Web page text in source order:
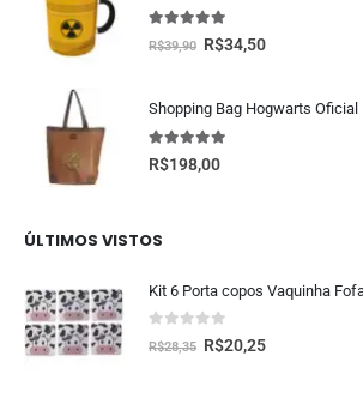
5.00 fora de 5
R$39,90 R$34,50
Shopping Bag Hogwarts Oficial
5.00 fora de 5
R$198,00
ÚLTIMOS VISTOS
Kit 6 Porta copos Vaquinha
fora de 5
R$28,35 R$20,25